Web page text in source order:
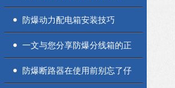
防爆动力配电箱安装技巧
一文与您分享防爆分线箱的正
确使用方法
防爆断路器在使用前别忘了仔